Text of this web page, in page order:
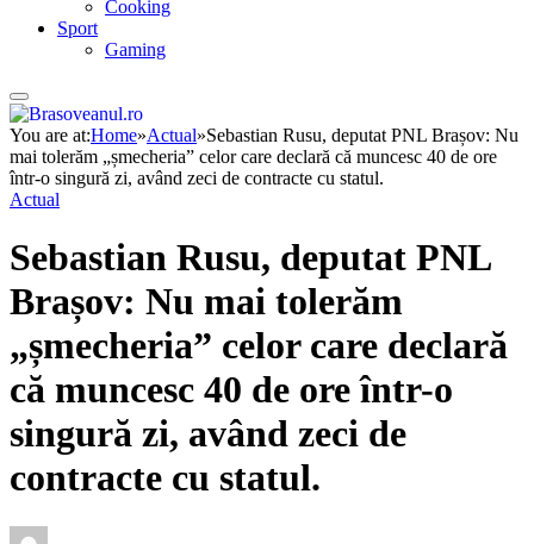
Cooking
Sport
Gaming
You are at:Home»Actual»Sebastian Rusu, deputat PNL Brașov: Nu
mai tolerăm „șmecheria” celor care declară că muncesc 40 de ore
într-o singură zi, având zeci de contracte cu statul.
Actual
Sebastian Rusu, deputat PNL
Brașov: Nu mai tolerăm
„șmecheria” celor care declară
că muncesc 40 de ore într-o
singură zi, având zeci de
contracte cu statul.